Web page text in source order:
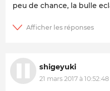
peu de chance, la bulle
shigeyuki
21 mars 2017 à 10:52:48